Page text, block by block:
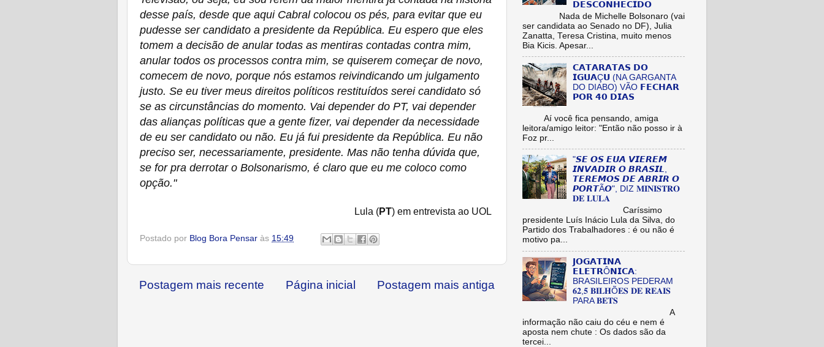
desse país, desde que aqui Cabral colocou os pés, para evitar que eu
pudesse ser candidato a presidente da República. Eu espero que eles
tomem a decisão de anular todas as mentiras contadas contra mim,
anular todos os processos contra mim, se quiserem começar de novo,
comecem de novo, porque nós estamos reivindicando um julgamento
justo. Se eu tiver meus direitos políticos restituídos serei candidato só
se as circunstâncias do momento. Vai depender do PT, vai depender
das alianças políticas que a gente fizer, vai depender da necessidade
de eu ser candidato ou não. Eu já fui presidente da República. Eu não
preciso ser, necessariamente, presidente. Mas não tenha dúvida que,
se for pra derrotar o Bolsonarismo, é claro que eu me coloco como
opção."
Lula (PT) em entrevista ao UOL
Postado por Blog Bora Pensar às 15:49
Postagem mais recente Postagem mais antiga
Página inicial
𝗗𝗘𝗦𝗖𝗢𝗡𝗛𝗘𝗖𝗜𝗗𝗢
Nada de Michelle Bolsonaro (vai
ser candidata ao Senado no DF), Julia
Zanatta, Teresa Cristina, muito menos
Bia Kicis. Apesar...
𝗖𝗔𝗧𝗔𝗥𝗔𝗧𝗔𝗦 𝗗𝗢
𝗜𝗚𝗨𝗔Ç𝗨 (NA GARGANTA
DO DIABO) VÃO 𝗙𝗘𝗖𝗛𝗔𝗥
𝗣𝗢𝗥 𝟰𝟬 𝗗𝗜𝗔𝗦
Aí você fica pensando, amiga
leitora/amigo leitor: "Então não posso ir à
Foz pr...
"𝙎𝙀 𝙊𝙎 𝙀𝙐𝘼 𝙑𝙄𝙀𝙍𝙀𝙈
𝙄𝙉𝙑𝘼𝘿𝙄𝙍 𝙊 𝘽𝙍𝘼𝙎𝙄𝙇,
𝙏𝙀𝙍𝙀𝙈𝙊𝙎 𝘿𝙀 𝘼𝘽𝙍𝙄𝙍 𝙊
𝙋𝙊𝙍𝙏Ã𝙊", DIZ 𝐌𝐈𝐍𝐈𝐒𝐓𝐑𝐎
𝐃𝐄 𝐋𝐔𝐋𝐀
Caríssimo
presidente Luís Inácio Lula da Silva, do
Partido dos Trabalhadores : é ou não é
motivo pa...
𝗝𝗢𝗚𝗔𝗧𝗜𝗡𝗔
𝗘𝗟𝗘𝗧𝗥Ô𝗡𝗜𝗖𝗔:
BRASILEIROS PEDERAM
𝟔𝟐,𝟓 𝐁𝐈𝐋𝐇Õ𝐄𝐒 𝐃𝐄 𝐑𝐄𝐀𝐈𝐒
PARA 𝐁𝐄𝐓𝐒
A
informação não caiu do céu e nem é
aposta nem chute : Os dados são da
tercei...